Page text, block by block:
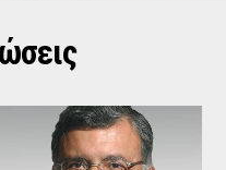
N
W
N
R
I
G